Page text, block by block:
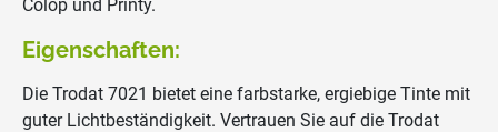
Colop und Printy.
Eigenschaften:
Die Trodat 7021 bietet eine farbstarke, ergiebige Tinte mit
guter Lichtbeständigkeit. Vertrauen Sie auf die Trodat